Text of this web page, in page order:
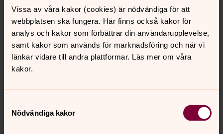
Vissa av våra kakor (cookies) är nödvändiga för att
webbplatsen ska fungera. Här finns också kakor för
analys och kakor som förbättrar din användarupplevelse,
samt kakor som används för marknadsföring och när vi
länkar vidare till andra plattformar. Läs mer om våra
kakor.
Nödvändiga kakor
Senast ändrad 8 januari 2026
Synpunkter eller frågor på sidans
innehåll?
jarna-vardinge.pastorat@svenskakyrkan.se
Dela